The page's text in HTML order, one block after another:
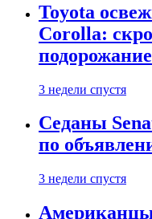
Toyota
Corolla:
подорожание
3 недели спустя
Седаны
по
3 недели спустя